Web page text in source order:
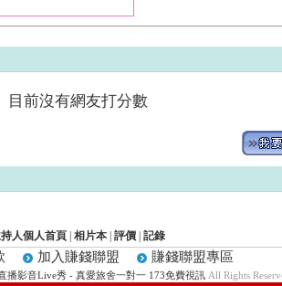
目前沒有網友打分數
人個人首頁 相片本 評價 記錄
加入賺錢聯盟 賺錢聯盟專區
播影音Live秀 - 真愛旅舍一對一 173免費視訊All Rights